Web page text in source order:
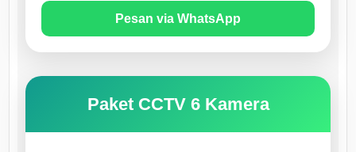
Pesan via WhatsApp
Paket CCTV 6 Kamera